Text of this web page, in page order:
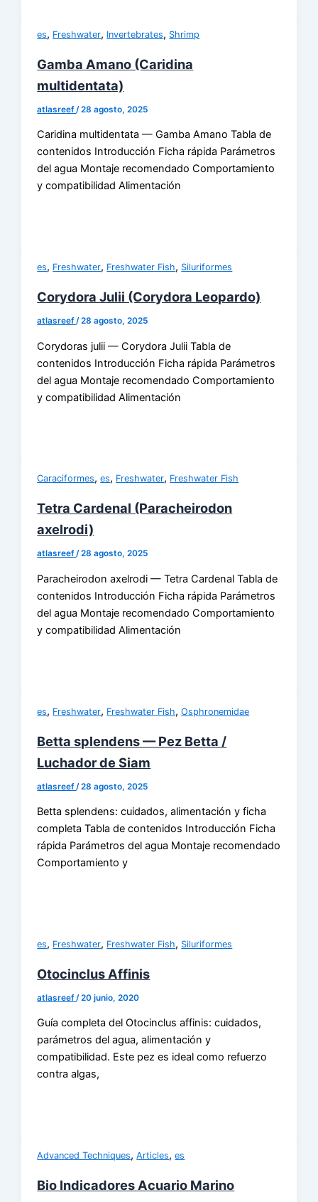
es, Freshwater, Invertebrates, Shrimp
Gamba Amano (Caridina
multidentata)
atlasreef /28 agosto, 2025
Caridina multidentata — Gamba Amano Tabla de
contenidos Introducción Ficha rápida Parámetros
del agua Montaje recomendado Comportamiento
y compatibilidad Alimentación
es, Freshwater, Freshwater Fish, Siluriformes
Corydora Julii (Corydora Leopardo)
atlasreef/28 agosto, 2025
Corydoras julii — Corydora Julii Tabla de
contenidos Introducción Ficha rápida Parámetros
del agua Montaje recomendado Comportamiento
y compatibilidad Alimentación
Caraciformes,es, Freshwater, Freshwater Fish
Tetra Cardenal (Paracheirodon
axelrodi)
atlasreef/28 agosto, 2025
Paracheirodon axelrodi — Tetra Cardenal Tabla de
contenidos Introducción Ficha rápida Parámetros
del agua Montaje recomendado Comportamiento
y compatibilidad Alimentación
es, Freshwater, Freshwater Fish,Osphronemidae
Betta splendens — Pez Betta /
Luchador de Siam
atlasreef /28 agosto, 2025
Betta splendens: cuidados, alimentación y ficha
completa Tabla de contenidos Introducción Ficha
rápida Parámetros del agua Montaje recomendado
Comportamiento y
es, Freshwater, Freshwater Fish, Siluriformes
Otocinclus Affinis
atlasreef/20 junio, 2020
Guía completa del Otocinclus affinis: cuidados,
parámetros del agua, alimentación y
compatibilidad. Este pez es ideal como refuerzo
contra algas,
Advanced Techniques,Articles,es
Bio Indicadores Acuario Marino